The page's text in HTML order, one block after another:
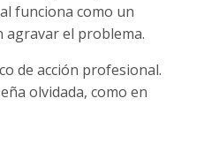
funciona como un
agravar el problema.
de acción profesional.
olvidada, como en